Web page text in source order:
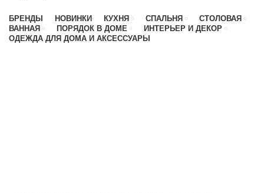
БРЕНДЫ НОВИНКИ КУХНЯ СПАЛЬНЯ
СТОЛОВАЯ
ВАННАЯ
ПОРЯДОК В ДОМЕ
ИНТЕРЬЕР И ДЕКОР
ОДЕЖДА ДЛЯ ДОМА И АКСЕССУАРЫ